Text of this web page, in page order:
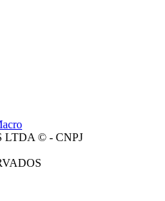
LTDA © - CNPJ